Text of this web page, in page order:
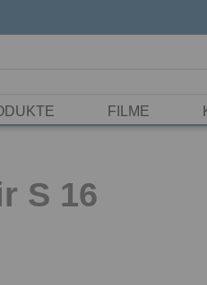
FILME
S 16